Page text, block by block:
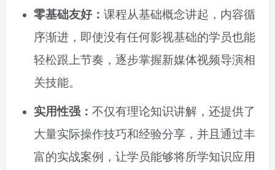
零基础友好： 课程从基础概念讲起，内容循
序渐进，即使没有任何影视基础的学员也能
轻松跟上节奏，逐步掌握新媒体视频导演相
关技能。
实用性强： 不仅有理论知识讲解，还提供了
大量实际操作技巧和经验分享，并且通过丰
富的实战案例，让学员能够将所学知识应用